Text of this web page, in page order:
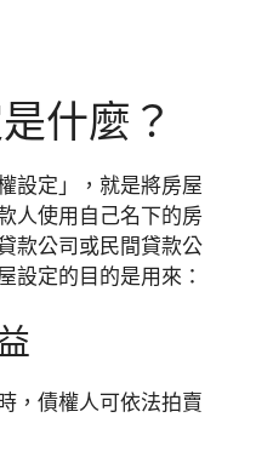
什麼？
設定」，就是將房屋
人使用自己名下的房
款公司或民間貸款公
設定的目的是用來：
，債權人可依法拍賣